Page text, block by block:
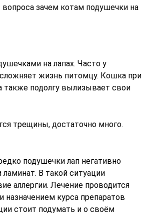
зачем котам подушечки на
на лапах. Часто у
жизнь питомцу. Кошка при
также подолгу вылизывает свои
трещины, достаточно много.
подушечки лап негативно
В такой ситуации
аллергии. Лечение проводится
назначением курса препаратов
стоит подумать и о своём